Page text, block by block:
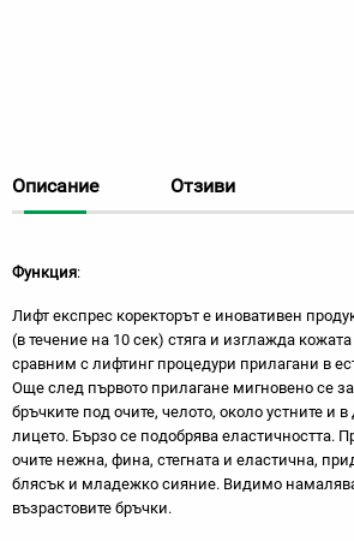
Описание Отзиви
Функция:
Лифт експрес коректорът е иновативен
(в течение на 10 сек) стяга и изглажда кожата
сравним с лифтинг процедури прилагани в
Още след първото прилагане мигновено се
бръчките под очите, челото, около устните и в
лицето. Бързо се подобрява еластичността.
очите нежна, фина, стегната и еластична,
блясък и младежко сияние. Видимо
възрастовите бръчки.